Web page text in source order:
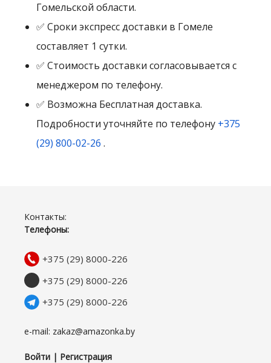
Гомельской области.
✅ Сроки экспресс доставки в Гомеле
составляет 1 сутки.
✅ Стоимость доставки согласовывается с
менеджером по телефону.
✅ Возможна Бесплатная доставка.
Подробности уточняйте по телефону +375
(29) 800-02-26 .
Контакты:
Телефоны:
+375 (29) 8000-226
+375 (29) 8000-226
+375 (29) 8000-226
e-mail: zakaz@amazonka.by
Войти | Регистрация